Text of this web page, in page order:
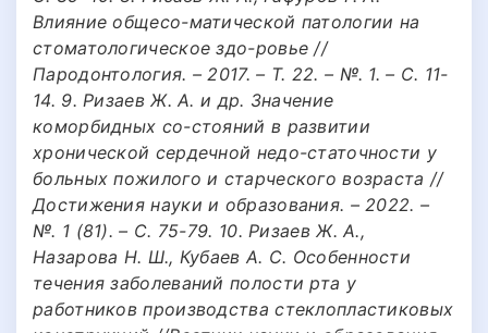
Влияние общесо-матической патологии на
стоматологическое здо-ровье //
Пародонтология. – 2017. – Т. 22. – №. 1. – С. 11-
14. 9. Ризаев Ж. А. и др. Значение
коморбидных со-стояний в развитии
хронической сердечной недо-статочности у
больных пожилого и старческого возраста //
Достижения науки и образования. – 2022. –
№. 1 (81). – С. 75-79. 10. Ризаев Ж. А.,
Назарова Н. Ш., Кубаев А. С. Особенности
течения заболеваний полости рта у
работников производства стеклопластиковых